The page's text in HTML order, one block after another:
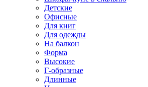
Детские
Офисные
Для книг
Для одежды
На балкон
Форма
Высокие
Г-образные
Длинные